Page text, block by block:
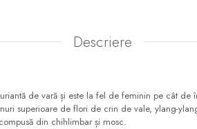
Descriere
de vară și este la fel de feminin pe cât de
superioare de flori de crin de vale, ylang-
din chihlimbar și mosc.